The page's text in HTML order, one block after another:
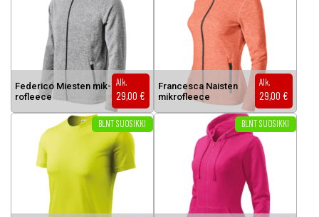
Fe­de­ri­co Mies­ten mik­
rof­lee­ce
Alk.
29,00 €
Fran­ces­ca Nais­ten
mik­rof­lee­ce
Alk.
29,00 €
BLNT SUOSIKKI
Tällä tuotteella on useampi muunnelma. Voit tehdä valinnat
BLNT SUOSIKKI
Tällä tuotteella on useampi